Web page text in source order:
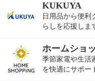
KUKUYA
日用品から便利
らしを応援しま
ホームショ
季節家電や生活
を快適にサポー